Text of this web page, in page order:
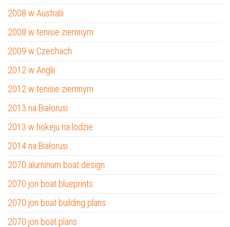
2008 w Australii
2008 w tenisie ziemnym
2009 w Czechach
2012 w Anglii
2012 w tenisie ziemnym
2013 na Białorusi
2013 w hokeju na lodzie
2014 na Białorusi
2070 aluminum boat design
2070 jon boat blueprints
2070 jon boat building plans
2070 jon boat plans